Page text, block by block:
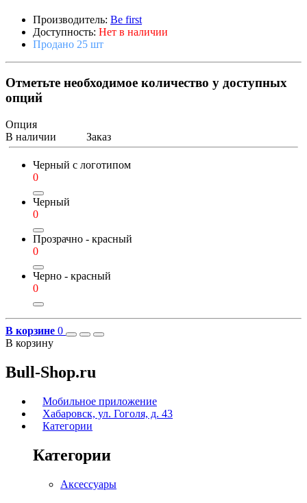
Производитель: Be first
Доступность: Нет в наличии
Продано 25 шт
Отметьте необходимое количество у доступных
опций
Опция
В наличии
Заказ
Черный с логотипом
0
Черный
0
Прозрачно - красный
0
Черно - красный
0
В корзине 0
В корзину
Bull-Shop.ru
Мобильное приложение
Хабаровск, ул. Гоголя, д. 43
Категории
Категории
Аксессуары